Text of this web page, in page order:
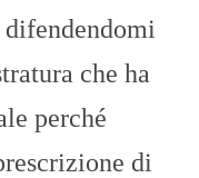
che ha
perché
di